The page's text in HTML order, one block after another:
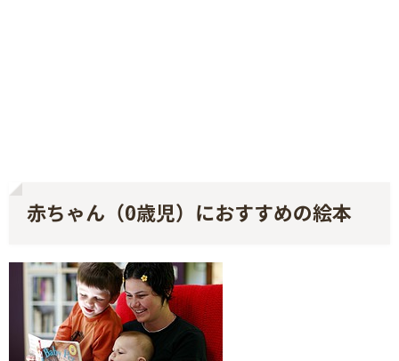
赤ちゃん（0歳児）におすすめの絵本